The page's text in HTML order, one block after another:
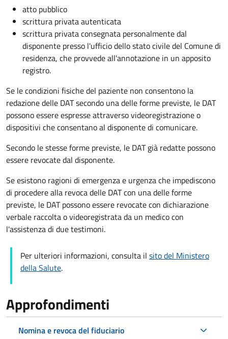
atto pubblico
scrittura privata autenticata
scrittura privata consegnata personalmente dal
disponente presso l'ufficio dello stato civile del Comune di
residenza, che provvede all'annotazione in un apposito
registro.
Se le condizioni fisiche del paziente non consentono la
redazione delle DAT secondo una delle forme previste, le DAT
possono essere espresse attraverso videoregistrazione o
dispositivi che consentano al disponente di comunicare.
Secondo le stesse forme previste, le DAT già redatte possono
essere revocate dal disponente.
Se esistono ragioni di emergenza e urgenza che impediscono
di procedere alla revoca delle DAT con una delle forme
previste, le DAT possono essere revocate con dichiarazione
verbale raccolta o videoregistrata da un medico con
l'assistenza di due testimoni.
Per ulteriori informazioni, consulta il sito del Ministero
della Salute.
Approfondimenti
Nomina e revoca del fiduciario